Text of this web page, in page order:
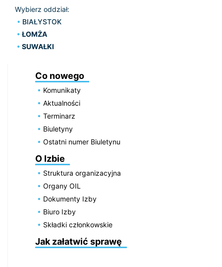
Wybierz oddział:
BIAŁYSTOK
ŁOMŻA
SUWAŁKI
Co nowego
Komunikaty
Aktualności
Terminarz
Biuletyny
Ostatni numer Biuletynu
O Izbie
Struktura organizacyjna
Organy OIL
Dokumenty Izby
Biuro Izby
Składki członkowskie
Jak załatwić sprawę